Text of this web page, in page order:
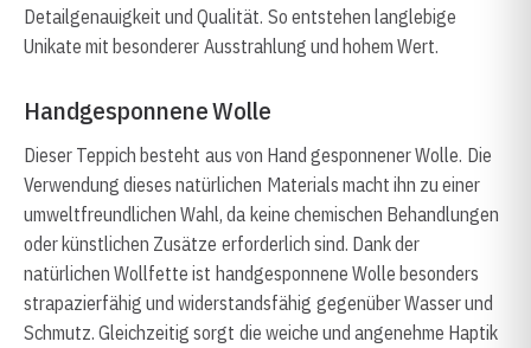
Detailgenauigkeit und Qualität. So entstehen langlebige
Unikate mit besonderer Ausstrahlung und hohem Wert.
Handgesponnene Wolle
Dieser Teppich besteht aus von Hand gesponnener Wolle. Die
Verwendung dieses natürlichen Materials macht ihn zu einer
umweltfreundlichen Wahl, da keine chemischen Behandlungen
oder künstlichen Zusätze erforderlich sind. Dank der
natürlichen Wollfette ist handgesponnene Wolle besonders
strapazierfähig und widerstandsfähig gegenüber Wasser und
Schmutz. Gleichzeitig sorgt die weiche und angenehme Haptik